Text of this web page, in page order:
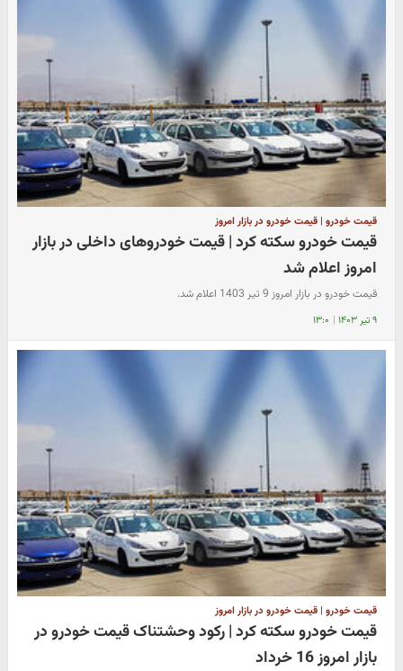
قیمت خودرو | قیمت خودرو در بازار امروز
قیمت خودرو سکته کرد | قیمت خودروهای داخلی در بازار
امروز اعلام شد
قیمت خودرو در بازار امروز 9 تیر 1403 اعلام شد.
۹ تیر ۱۴۰۳ | ۱۳:۰
قیمت خودرو | قیمت خودرو در بازار امروز
قیمت خودرو سکته کرد | رکود وحشتناک قیمت خودرو در
بازار امروز 16 خرداد